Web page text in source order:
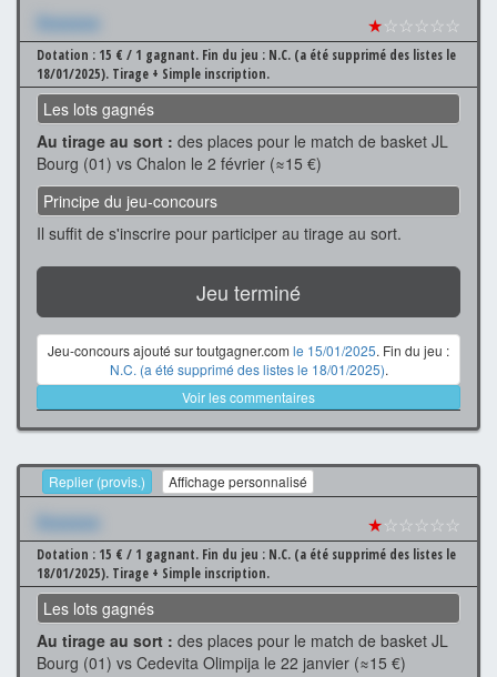
Xxxxxxx ★☆☆☆☆☆
Dotation : 15 € / 1 gagnant. Fin du jeu : N.C. (a été supprimé des listes le
18/01/2025). Tirage + Simple inscription.
Les lots gagnés
Au tirage au sort : des places pour le match de basket JL
Bourg (01) vs Chalon le 2 février (≈15 €)
Principe du jeu-concours
Il suffit de s'inscrire pour participer au tirage au sort.
Jeu terminé
Jeu-concours ajouté sur toutgagner.com le 15/01/2025. Fin du jeu :
N.C. (a été supprimé des listes le 18/01/2025).
Voir les commentaires
Replier (provis.) Affichage personnalisé
Xxxxxxx ★☆☆☆☆☆
Dotation : 15 € / 1 gagnant. Fin du jeu : N.C. (a été supprimé des listes le
18/01/2025). Tirage + Simple inscription.
Les lots gagnés
Au tirage au sort : des places pour le match de basket JL
Bourg (01) vs Cedevita Olimpija le 22 janvier (≈15 €)